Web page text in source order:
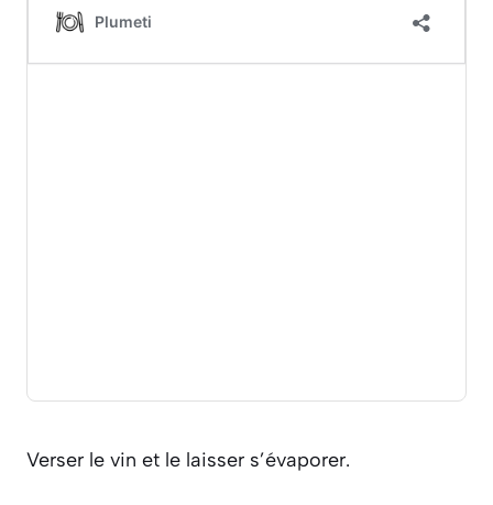
Verser le vin et le laisser s’évaporer.